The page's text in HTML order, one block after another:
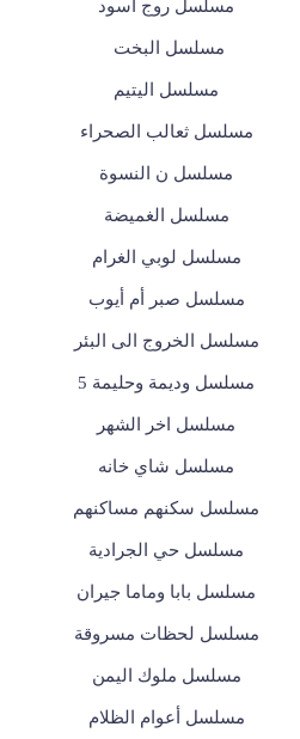
مسلسل روج اسود
مسلسل البخت
مسلسل اليتيم
مسلسل ثعالب الصحراء
مسلسل ن النسوة
مسلسل الغميضة
مسلسل لوبي الغرام
مسلسل صبر أم أيوب
مسلسل الخروج الى البئر
مسلسل وديمة وحليمة 5
مسلسل اخر الشهر
مسلسل شاي خانه
مسلسل سكنهم مساكنهم
مسلسل حي الجرادية
مسلسل بابا وماما جيران
مسلسل لحظات مسروقة
مسلسل ملوك اليمن
مسلسل أعوام الظلام